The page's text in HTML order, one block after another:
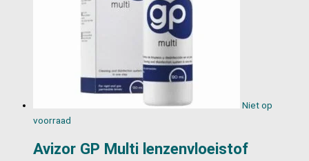
Niet op
voorraad
Avizor GP Multi lenzenvloeistof